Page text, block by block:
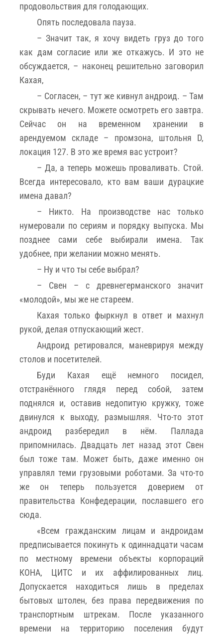
продовольствия для голодающих.
Опять последовала пауза.
– Значит так, я хочу видеть груз до того
как дам согласие или же откажусь. И это не
обсуждается, – наконец решительно заговорил
Кахая,
– Согласен, – тут же кивнул андроид. – Там
скрывать нечего. Можете осмотреть его завтра.
Сейчас он на временном хранении в
арендуемом складе – промзона, штольня D,
локация 127. В это же время вас устроит?
– Да, а теперь можешь проваливать. Стой.
Всегда интересовало, кто вам ваши дурацкие
имена давал?
– Никто. На производстве нас только
нумеровали по сериям и порядку выпуска. Мы
позднее сами себе выбирали имена. Так
удобнее, при желании можно менять.
– Ну и что ты себе выбрал?
– Свен – с древнегерманского значит
«молодой», мы же не стареем.
Кахая только фыркнул в ответ и махнул
рукой, делая отпускающий жест.
Андроид ретировался, маневрируя между
столов и посетителей.
Буди Кахая ещё немного посидел,
отстранённого глядя перед собой, затем
поднялся и, оставив недопитую кружку, тоже
двинулся к выходу, размышляя. Что-то этот
андроид разбередил в нём. Паллада
припомнилась. Двадцать лет назад этот Свен
был тоже там. Может быть, даже именно он
управлял теми грузовыми роботами. За что-то
же он теперь пользуется доверием от
правительства Конфедерации, пославшего его
сюда.
«Всем гражданским лицам и андроидам
предписывается покинуть к одиннадцати часам
по местному времени объекты корпораций
КОНА, ЦИТС и их аффилированных лиц.
Допускается находиться лишь в пределах
бытовых штолен, без права передвижения по
транспортным штрекам. После указанного
времени на территорию поселения будут